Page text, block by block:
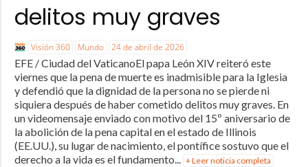
delitos muy graves
Visión 360 Mundo 24 de abril de 2026
EFE / Ciudad del VaticanoEl papa León XIV reiteró este
viernes que la pena de muerte es inadmisible para la Iglesia
y defendió que la dignidad de la persona no se pierde ni
siquiera después de haber cometido delitos muy graves. En
un videomensaje enviado con motivo del 15º aniversario de
la abolición de la pena capital en el estado de Illinois
(EE.UU.), su lugar de nacimiento, el pontífice sostuvo que el
derecho a la vida es el fundamento... + Leer noticia completa